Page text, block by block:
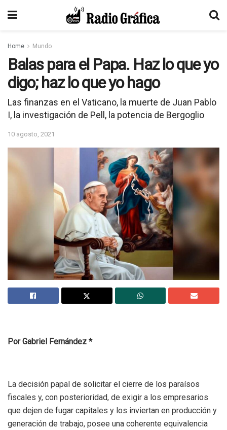
Home Mundo
Balas para el Papa. Haz lo que yo
digo; haz lo que yo hago
Las finanzas en el Vaticano, la muerte de Juan Pablo
I, la investigación de Pell, la potencia de Bergoglio
10 agosto, 2021
Por Gabriel Fernández *
La decisión papal de solicitar el cierre de los paraísos
fiscales y, con posterioridad, de exigir a los empresarios
que dejen de fugar capitales y los inviertan en producción y
generación de trabajo, posee una coherente equivalencia